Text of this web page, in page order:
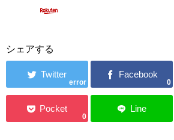
シェアする
error 0
0